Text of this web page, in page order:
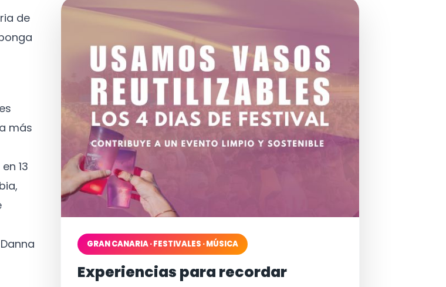
de
más
13
GRAN CANARIA · FESTIVALES · MÚSICA
Experiencias para recordar